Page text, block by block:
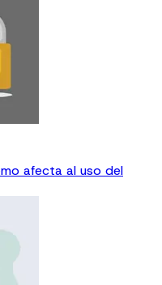
afecta al uso del